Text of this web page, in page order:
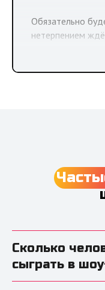
Обязательно
нетерпением
нашего
Сколько
сыграть в